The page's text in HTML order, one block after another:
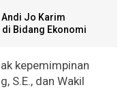
Andi Jo Karim
di Bidang Ekonomi
kepemimpinan
S.E., dan Wakil